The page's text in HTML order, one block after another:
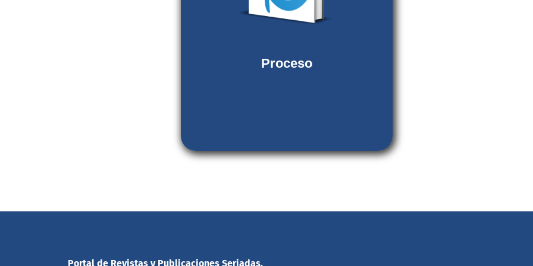
Proceso
quincinalmente.
ISSN: 2959-071X (En línea) ISSN-L:
Indexaciones y menciones
Portal de Revistas y Publicaciones Seriadas.